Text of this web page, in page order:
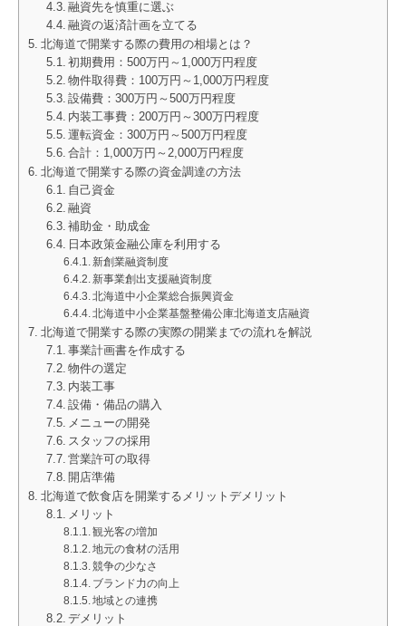
融資先を慎重に選ぶ
融資の返済計画を立てる
北海道で開業する際の費用の相場とは？
初期費用：500万円～1,000万円程度
物件取得費：100万円～1,000万円程度
設備費：300万円～500万円程度
内装工事費：200万円～300万円程度
運転資金：300万円～500万円程度
合計：1,000万円～2,000万円程度
北海道で開業する際の資金調達の方法
自己資金
融資
補助金・助成金
日本政策金融公庫を利用する
新創業融資制度
新事業創出支援融資制度
北海道中小企業総合振興資金
北海道中小企業基盤整備公庫北海道支店融資
北海道で開業する際の実際の開業までの流れを解説
事業計画書を作成する
物件の選定
内装工事
設備・備品の購入
メニューの開発
スタッフの採用
営業許可の取得
開店準備
北海道で飲食店を開業するメリットデメリット
メリット
観光客の増加
地元の食材の活用
競争の少なさ
ブランド力の向上
地域との連携
デメリット